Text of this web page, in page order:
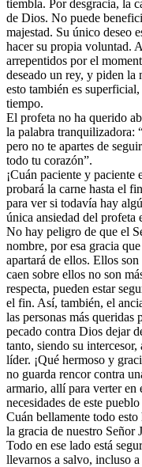
tiembla. Por desgracia, la
de Dios. No puede
majestad. Su único deseo
hacer su propia voluntad.
arrepentidos por el
deseado un rey, y piden la
esto también es
tiempo.
El profeta no ha querido
la palabra tranquilizadora:
pero no te apartes de
todo tu corazón”.
¡Cuán paciente y
probará la carne hasta el
para ver si todavía hay
única ansiedad del profeta
No hay peligro de que el
nombre, por esa gracia
apartará de ellos. Ellos
caen sobre ellos no son
respecta, pueden estar
el fin. Así, también, el
las personas más queridas
pecado contra Dios dejar
tanto, siendo su
líder. ¡Qué hermoso y
no guarda rencor contra
armario, allí para verter en
necesidades de este
Cuán bellamente todo
la gracia de nuestro Señor
Todo en ese lado está
llevarnos a salvo, incluso